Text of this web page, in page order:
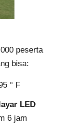
peserta
bisa:
° F
LED
6 jam